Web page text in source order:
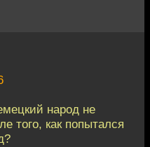
народ не
того, как попытался